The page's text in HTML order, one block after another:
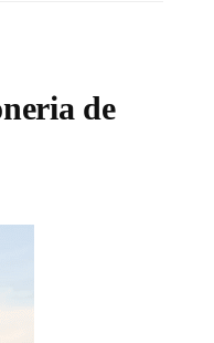
de